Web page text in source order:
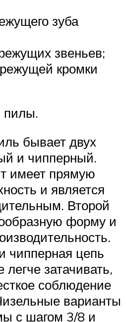
зуба
звеньев;
кромки
пилы.
бывает двух
и чипперный.
имеет прямую
и является
Второй
форму и
чипперная цепь
легче затачивать,
соблюдение
варианты
с шагом 3/8 и